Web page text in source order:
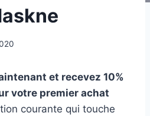
et recevez 10%
votre premier achat
courante qui touche